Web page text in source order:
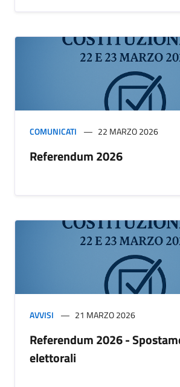
COMUNICATI 22 MARZO 2026
Referendum 2026
AVVISI 21 MARZO 2026
Referendum 2026 -
elettorali